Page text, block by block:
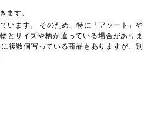
ます。
います。 そのため、特に「アソート」や
とサイズや柄が違っている場合がありま
複数個写っている商品もありますが、別